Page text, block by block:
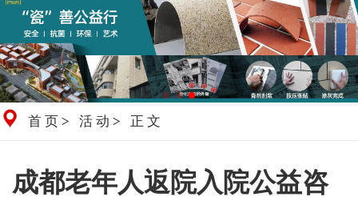
首页 > 活动 > 正文
成都老年人返院入院公益咨